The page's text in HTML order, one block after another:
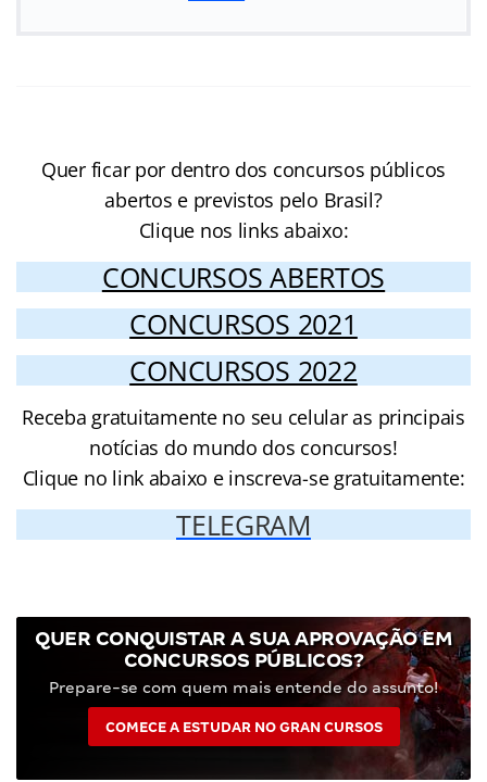
Quer ficar por dentro dos concursos públicos
abertos e previstos pelo Brasil?
Clique nos links abaixo:
CONCURSOS ABERTOS
CONCURSOS 2021
CONCURSOS 2022
Receba gratuitamente no seu celular as principais
notícias do mundo dos concursos!
Clique no link abaixo e inscreva-se gratuitamente:
TELEGRAM
QUER CONQUISTAR A SUA APROVAÇÃO EM
CONCURSOS PÚBLICOS?
Prepare-se com quem mais entende do assunto!
COMECE A ESTUDAR NO GRAN CURSOS